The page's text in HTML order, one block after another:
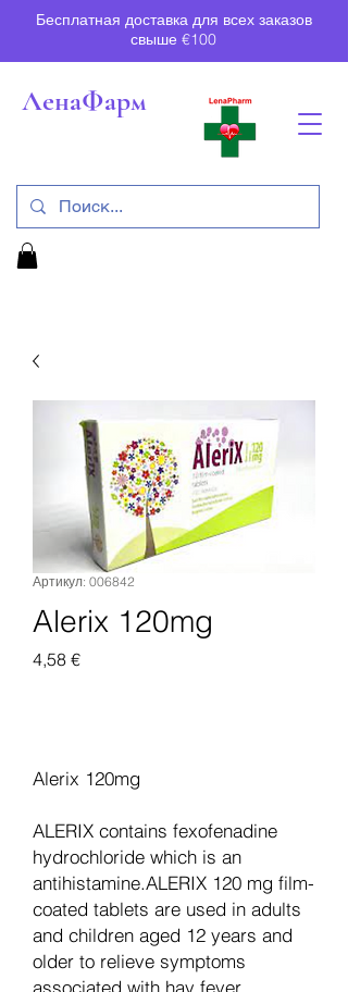
Бесплатная доставка для всех заказов
свыше €100
ЛенаФарм
Артикул: 006842
Alerix 120mg
4,58 €Цена
Alerix 120mg
ALERIX contains fexofenadine
hydrochloride which is an
antihistamine.ALERIX 120 mg film-
coated tablets are used in adults
and children aged 12 years and
older to relieve symptoms
associated with hay fever